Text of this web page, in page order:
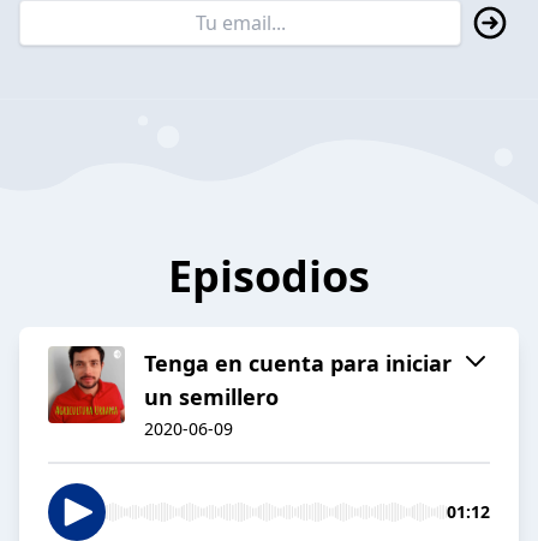
Episodios
Tenga en cuenta para iniciar
un semillero
2020-06-09
01:12